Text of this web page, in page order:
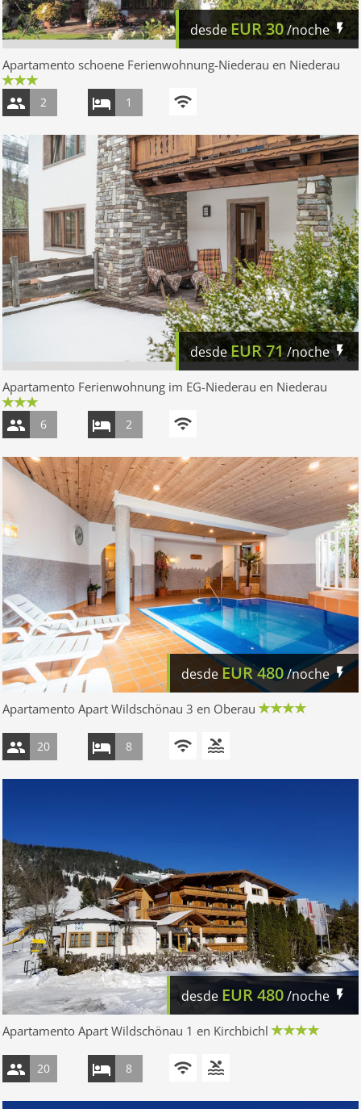
desde EUR30/noche
Apartamento schoene Ferienwohnung-Niederau en Niederau
2 1
desdeEUR71/noche
Apartamento Ferienwohnung im EG-Niederau en Niederau
6 2
desdeEUR480/noche
Apartamento Apart Wildschönau 3 en Oberau
20 8
desde EUR480/noche
Apartamento Apart Wildschönau 1 en Kirchbichl
20 8